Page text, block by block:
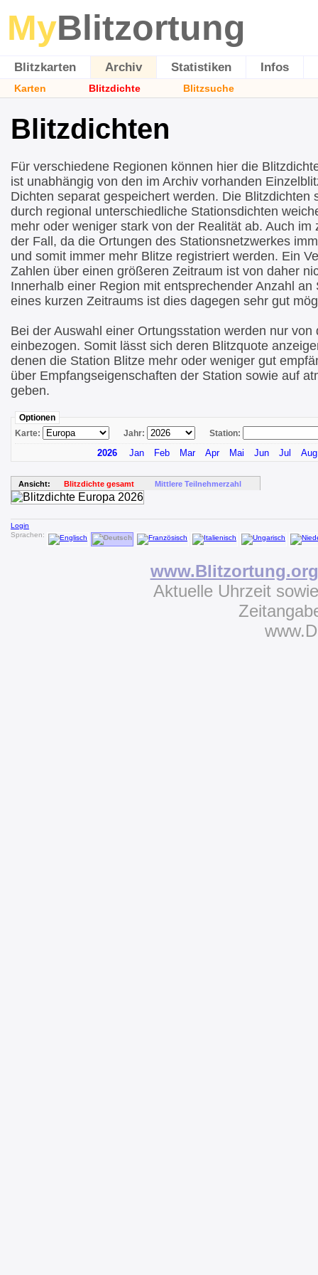
MyBlitzortung
Blitzkarten Archiv Statistiken Infos
Karten Blitzdichte Blitzsuche
Blitzdichten
Für verschiedene Regionen können hier die
ist unabhängig von den im Archiv vorhanden
Dichten separat gespeichert werden. Die Blitzdichten
durch regional unterschiedliche Stationsdichten
mehr oder weniger stark von der Realität ab. Auch im
der Fall, da die Ortungen des Stationsnetzwerkes
und somit immer mehr Blitze registriert werden. Ein
Zahlen über einen größeren Zeitraum ist von daher
Innerhalb einer Region mit entsprechender Anzahl
eines kurzen Zeitraums ist dies dagegen sehr gut
Bei der Auswahl einer Ortungsstation werden nur
einbezogen. Somit lässt sich deren Blitzquote
denen die Station Blitze mehr oder weniger gut
über Empfangseigenschaften der Station sowie auf
geben.
Optionen
Karte:
Jahr: Station:
2026 Jan Feb Mar Apr Mai Jun Jul Aug
Ansicht: Blitzdichte gesamt Mittlere Teilnehmerzahl
Login
Sprachen:
www.Blitzortung.org
Aktuelle Uhrzeit